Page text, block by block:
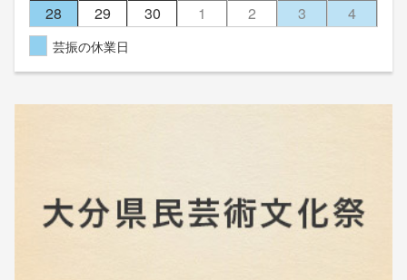
28
29 30 1 2 3 4
芸振の休業日